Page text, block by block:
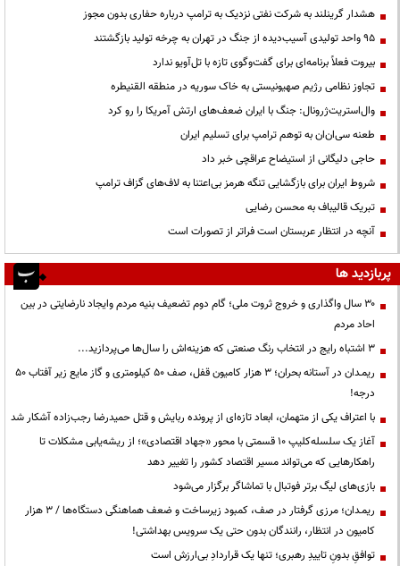
هشدار گرینلند به شرکت نفتی نزدیک به ترامپ درباره حفاری بدون مجوز
95 واحد تولیدی آسیب‌دیده از جنگ در تهران به چرخه تولید بازگشتند
بیروت فعلاً برنامه‌ای برای گفت‌وگوی تازه با تل‌آویو ندارد
تجاوز نظامی رژیم صهیونیستی به خاک سوریه در منطقه القنیطره
وال‌استریت‌ژرونال: جنگ با ایران ضعف‌های ارتش آمریکا را رو کرد
طعنه سی‌ان‌ان به توهم ترامپ برای تسلیم ایران
حاجی دلیگانی از استیضاح عراقچی خبر داد
شروط ایران برای بازگشایی تنگه هرمز بی‌اعتنا به لاف‌های گزاف ترامپ
تبریک قالیباف به محسن رضایی
آنچه در انتظار عربستان است فراتر از تصورات است
پربازدید ها
۳۰ سال واگذاری و خروج ثروت ملی؛ گام دوم تضعیف بنیه مردم وایجاد نارضایتی در بین
احاد مردم
3 اشتباه رایج در انتخاب رنگ صنعتی که هزینه‌اش را سال‌ها می‌پردازید...
ریمـدان در آستانه بحران؛ ۳ هزار کامیون قفل، صف ۵۰ کیلومتری و گاز مایع زیر آفتاب ۵۰
درجه!
با اعتراف یکی از متهمان، ابعاد تازه‌ای از پرونده ربایش و قتل حمیدرضا رجب‌زاده آشکار شد
آغاز یک سلسله‌کلیپ ۱۰ قسمتی با محور «جهاد اقتصادی»؛ از ریشه‌یابی مشکلات تا
راهکارهایی که می‌تواند مسیر اقتصاد کشور را تغییر دهد
بازی‌های لیگ برتر فوتبال با تماشاگر برگزار می‌شود
ریمـدان؛ مرزی گرفتار در صف، کمبود زیرساخت و ضعف هماهنگی دستگاه‌ها / ۳ هزار
کامیون در انتظار، رانندگان بدون حتی یک سرویس بهداشتی!
توافقِ بدونِ تاییدِ رهبری؛ تنها یک قراردادِ بی‌ارزش است